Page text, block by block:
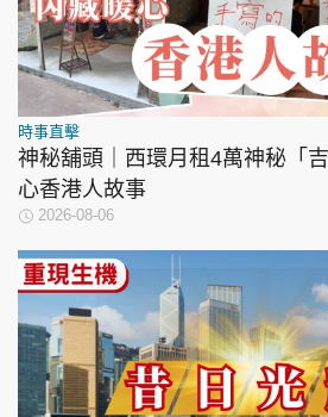
時事直擊
神秘舖頭｜西環月租4萬神秘「
心香港人故事
2026-08-06